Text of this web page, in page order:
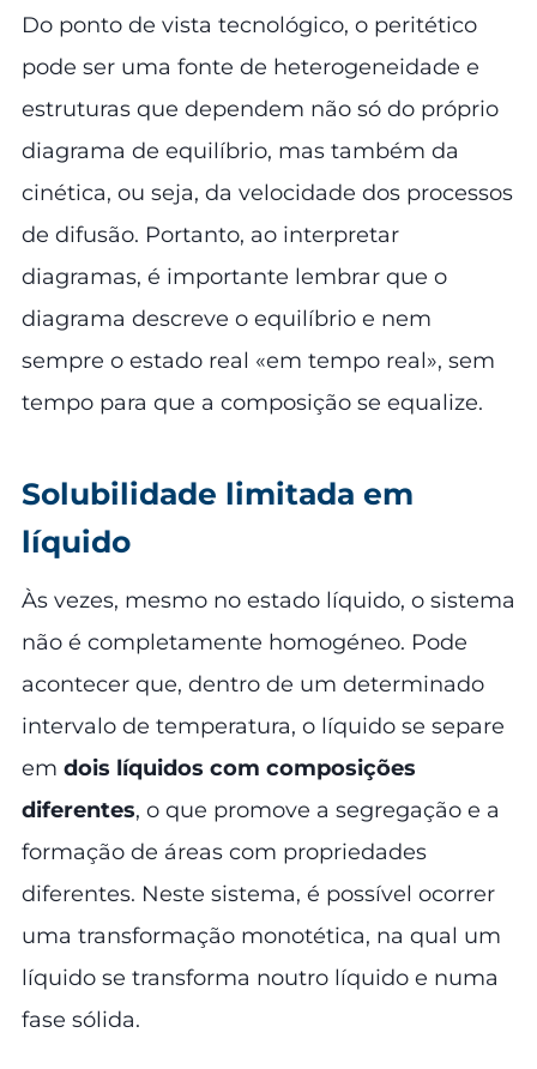
Do ponto de vista tecnológico, o peritético
pode ser uma fonte de heterogeneidade e
estruturas que dependem não só do próprio
diagrama de equilíbrio, mas também da
cinética, ou seja, da velocidade dos processos
de difusão. Portanto, ao interpretar
diagramas, é importante lembrar que o
diagrama descreve o equilíbrio e nem
sempre o estado real «em tempo real», sem
tempo para que a composição se equalize.
Solubilidade limitada em
líquido
Às vezes, mesmo no estado líquido, o sistema
não é completamente homogéneo. Pode
acontecer que, dentro de um determinado
intervalo de temperatura, o líquido se separe
em dois líquidos com composições
diferentes, o que promove a segregação e a
formação de áreas com propriedades
diferentes. Neste sistema, é possível ocorrer
uma transformação monotética, na qual um
líquido se transforma noutro líquido e numa
fase sólida.